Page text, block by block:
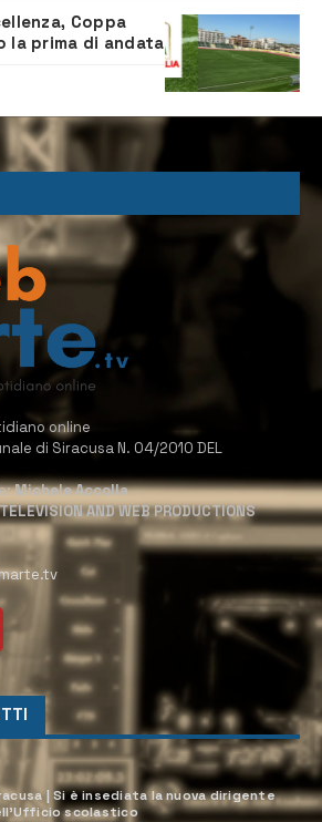
Coppa
la prima di andata
online
di Siracusa N. 04/2010 DEL
Michele Accolla
AND WEB PRODUCTIONS
| Si è insediata la nuova dirigente
scolastico